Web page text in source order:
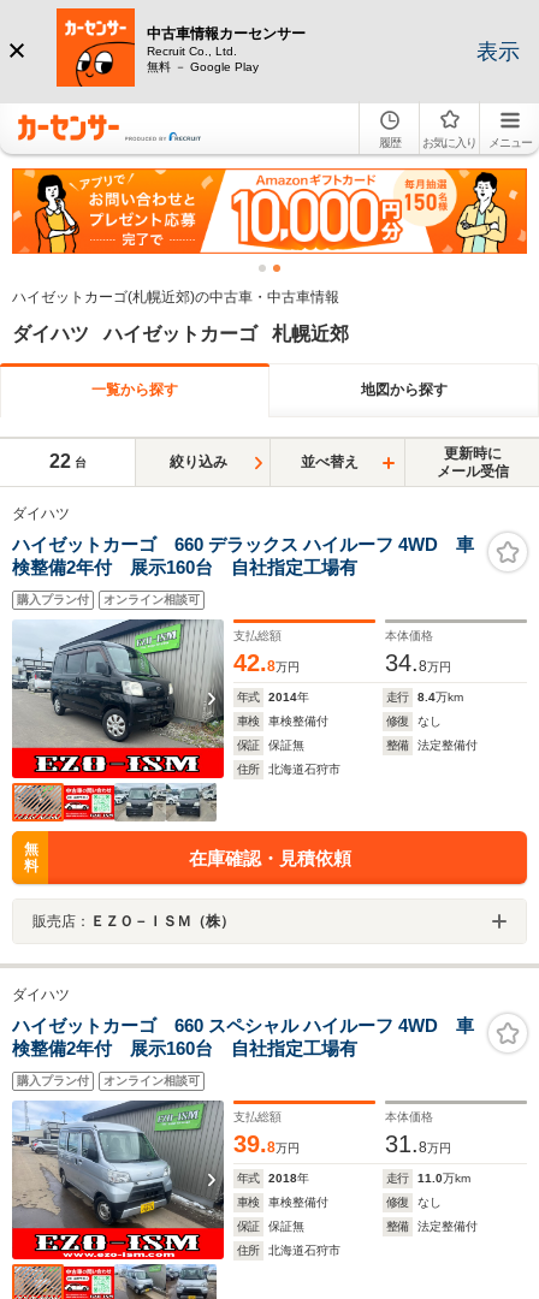
中古車情報カーセンサー
Recruit Co., Ltd.
無料 － Google Play
表示
履歴 お気に入り メニュー
ハイゼットカーゴ(札幌近郊)の中古車・中古車情報
ダイハツ ハイゼットカーゴ 札幌近郊
一覧から探す 地図から探す
22 台 絞り込み 並べ替え
更新時に
メール受信
ダイハツ
ハイゼットカーゴ 660 デラックス ハイルーフ 4WD 車
検整備2年付 展示160台 自社指定工場有
購入プラン付 オンライン相談可
支払総額
42.8万円
本体価格
34.8万円
年式 2014年 走行 8.4万km
車検
車検整備付 修復
なし
保証
保証無 整備
法定整備付
住所
北海道石狩市
無
料
在庫確認・見積依頼
販売店： ＥＺＯ－ＩＳＭ（株）
ダイハツ
ハイゼットカーゴ 660 スペシャル ハイルーフ 4WD 車
検整備2年付 展示160台 自社指定工場有
購入プラン付 オンライン相談可
支払総額
39.8万円
本体価格
31.8万円
年式 2018年 走行 11.0万km
車検
車検整備付 修復
なし
保証
保証無 整備
法定整備付
住所
北海道石狩市